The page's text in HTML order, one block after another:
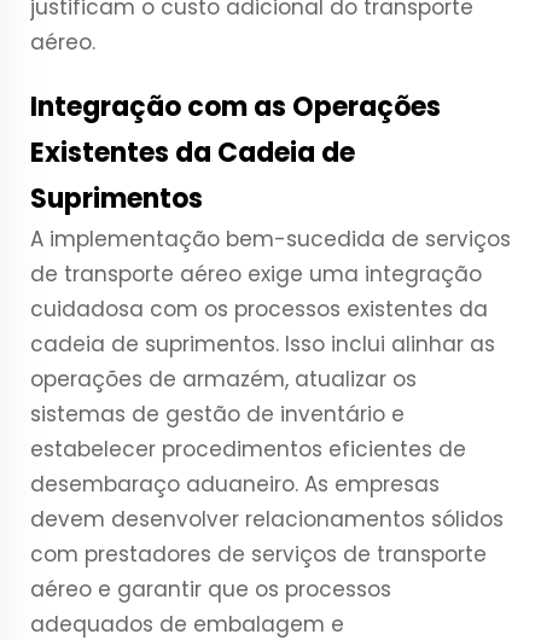
justificam o custo adicional do transporte
aéreo.
Integração com as Operações
Existentes da Cadeia de
Suprimentos
A implementação bem-sucedida de serviços
de transporte aéreo exige uma integração
cuidadosa com os processos existentes da
cadeia de suprimentos. Isso inclui alinhar as
operações de armazém, atualizar os
sistemas de gestão de inventário e
estabelecer procedimentos eficientes de
desembaraço aduaneiro. As empresas
devem desenvolver relacionamentos sólidos
com prestadores de serviços de transporte
aéreo e garantir que os processos
adequados de embalagem e